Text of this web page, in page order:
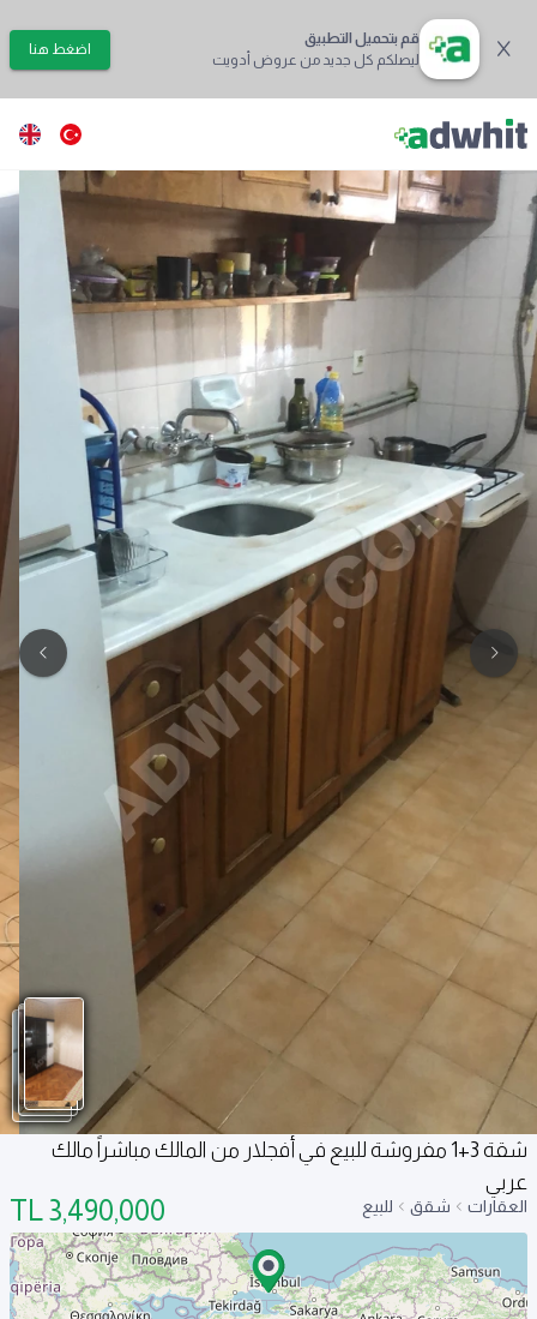
قم بتحميل التطبيق
ليصلكم كل جديد من عروض أدويت
اضغط هنا
شقة 3+1 مفروشة للبيع في أفجلار من المالك مباشراً مالك
عربي
العقارات شقق للبيع 3,490,000
TL